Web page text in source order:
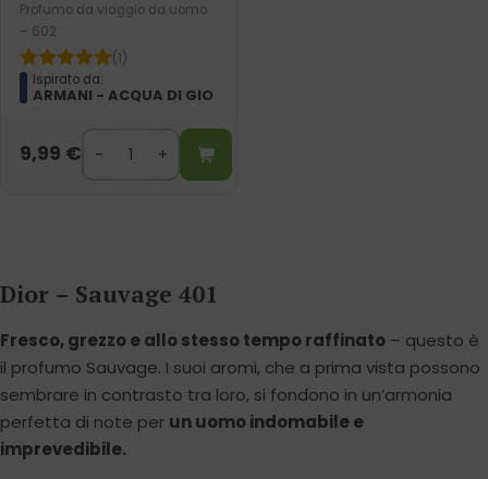
Profumo da viaggio da uomo
– 602
(1)
Ispirato da:
ARMANI - ACQUA DI GIO
9,99 €
Dior – Sauvage 401
Fresco, grezzo e allo stesso tempo raffinato – questo è
il profumo Sauvage. I suoi aromi, che a prima vista possono
sembrare in contrasto tra loro, si fondono in un’armonia
perfetta di note per un uomo indomabile e
imprevedibile.